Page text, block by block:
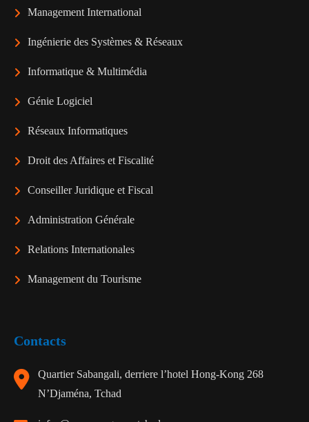
Management International
Ingénierie des Systèmes & Réseaux
Informatique & Multimédia
Génie Logiciel
Réseaux Informatiques
Droit des Affaires et Fiscalité
Conseiller Juridique et Fiscal
Administration Générale
Relations Internationales
Management du Tourisme
Contacts
Quartier Sabangali, derriere l’hotel Hong-Kong 268
N’Djaména, Tchad